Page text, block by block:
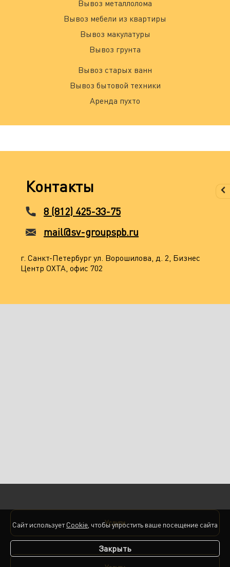
Вывоз металлолома
Вывоз мебели из квартиры
Вывоз макулатуры
Вывоз грунта
Вывоз старых ванн
Вывоз бытовой техники
Аренда пухто
Контакты
8 (812) 425-33-75
mail@sv-groupspb.ru
г. Санкт-Петербург ул. Ворошилова, д. 2, Бизнес
Центр ОХТА, офис 702
Услуги
Сайт используетCookie , чтобы упростить ваше посещение сайта
Закрыть